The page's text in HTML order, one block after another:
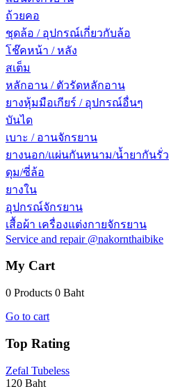
ถ้วยคอ
ชุดล้อ / อุปกรณ์เกี่ยวกับล้อ
โช๊คหน้า / หลัง
สเต็ม
หลักอาน / ตัวรัดหลักอาน
ยางหุ้มมือเกียร์ / อุปกรณ์อื่นๆ
บันได
เบาะ / อานจักรยาน
ยางนอก/แผ่นกันหนาม/น้ำยากันรั่ว
ดุม/ซี่ล้อ
ยางใน
อุปกรณ์จักรยาน
เสื้อผ้า เครื่องแต่งกายจักรยาน
Service and repair @nakornthaibike
My Cart
0 Products 0 Baht
Go to cart
Top Rating
Zefal Tubeless
120 Baht